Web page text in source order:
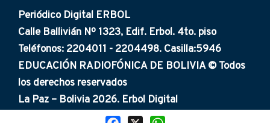
Periódico Digital ERBOL
Calle Ballivián Nº 1323, Edif. Erbol. 4to. piso
Teléfonos: 2204011 - 2204498. Casilla:5946
EDUCACIÓN RADIOFÓNICA DE BOLIVIA © Todos
los derechos reservados
La Paz – Bolivia 2026. Erbol Digital